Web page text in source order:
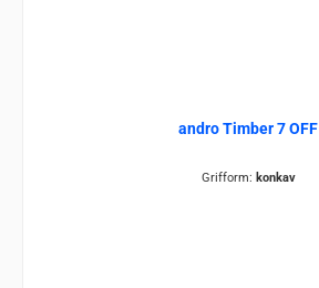
andro Timber 7 OFF
Grifform: konkav